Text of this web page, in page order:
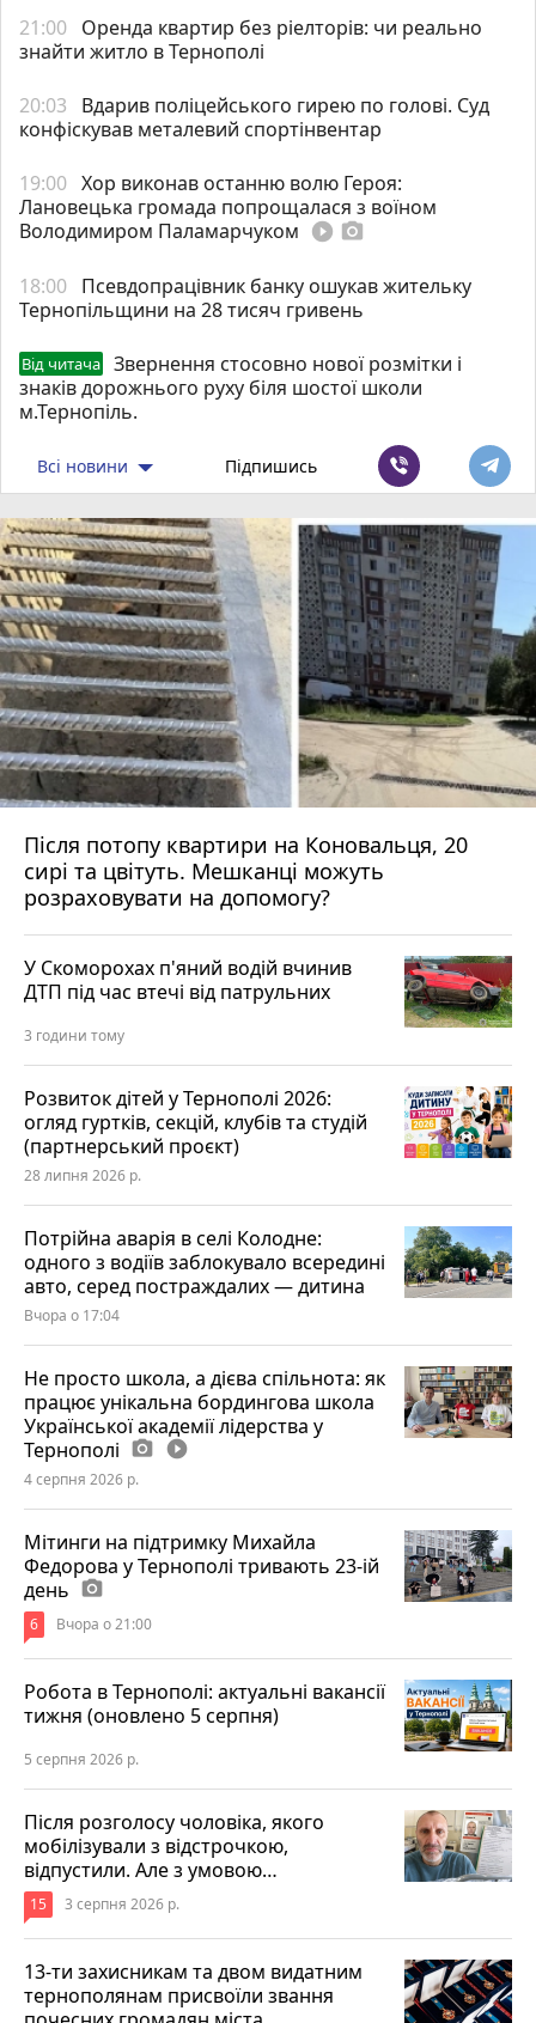
21:00 Оренда квартир без ріелторів: чи реально
знайти житло в Тернополі
20:03
Вдарив поліцейського гирею по голові. Суд
конфіскував металевий спортінвентар
19:00 Хор виконав останню волю Героя:
Лановецька громада попрощалася з воїном
Володимиром Паламарчуком play_circle_filled photo_camera
18:00 Псевдопрацівник банку ошукав жительку
Тернопільщини на 28 тисяч гривень
Від читача
Звернення стосовно нової розмітки і
знаків дорожнього руху біля шостої школи
м.Тернопіль.
Всі новини Підпишись
Після потопу квартири на Коновальця, 20
сирі та цвітуть. Мешканці можуть
розраховувати на допомогу?
У Скоморохах п'яний водій вчинив
ДТП під час втечі від патрульних
3 години тому
Розвиток дітей у Тернополі 2026:
огляд гуртків, секцій, клубів та студій
(партнерський проєкт)
28 липня 2026 р.
Потрійна аварія в селі Колодне:
одного з водіїв заблокувало всередині
авто, серед постраждалих — дитина
Вчора о 17:04
Не просто школа, а дієва спільнота: як
працює унікальна бордингова школа
Української академії лідерства у
Тернополі photo_camera play_circle_filled
4 серпня 2026 р.
Мітинги на підтримку Михайла
Федорова у Тернополі тривають 23-ій
день photo_camera
6 Вчора о 21:00
Робота в Тернополі: актуальні вакансії
тижня (оновлено 5 серпня)
5 серпня 2026 р.
Після розголосу чоловіка, якого
мобілізували з відстрочкою,
відпустили. Але з умовою…
15 3 серпня 2026 р.
13-ти захисникам та двом видатним
тернополянам присвоїли звання